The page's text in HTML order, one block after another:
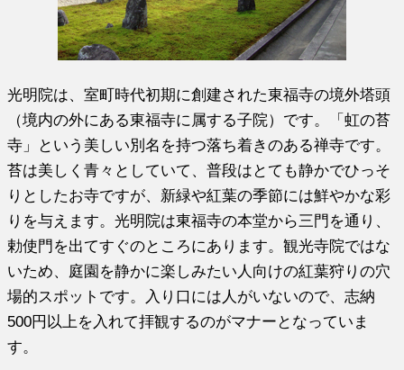
光明院は、室町時代初期に創建された東福寺の境外塔頭
（境内の外にある東福寺に属する子院）です。「虹の苔
寺」という美しい別名を持つ落ち着きのある禅寺です。
苔は美しく青々としていて、普段はとても静かでひっそ
りとしたお寺ですが、新緑や紅葉の季節には鮮やかな彩
りを与えます。光明院は東福寺の本堂から三門を通り、
勅使門を出てすぐのところにあります。観光寺院ではな
いため、庭園を静かに楽しみたい人向けの紅葉狩りの穴
場的スポットです。入り口には人がいないので、志納
500円以上を入れて拝観するのがマナーとなっていま
す。